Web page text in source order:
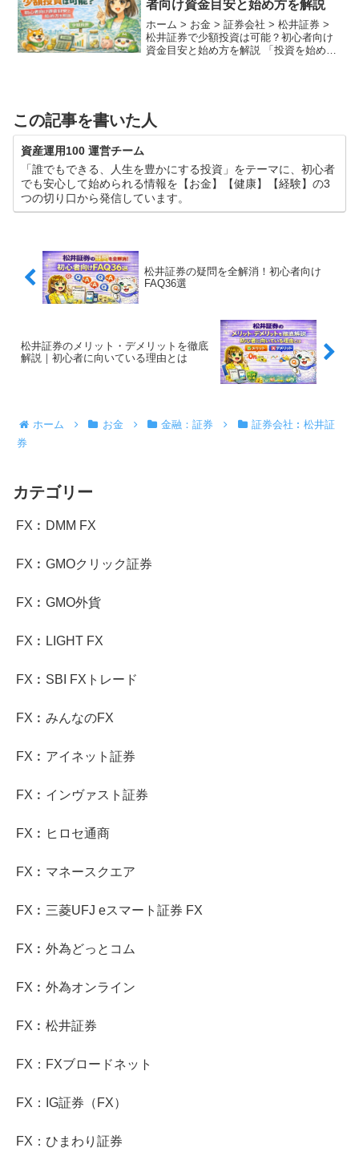
者向け資金目安と始め方を解説
ホーム > お金 > 証券会社 > 松井証券 >
松井証券で少額投資は可能？初心者向け
資金目安と始め方を解説 「投資を始めた
この記事を書いた人
資産運用100 運営チーム
「誰でもできる、人生を豊かにする投資」をテーマに、初心者
でも安心して始められる情報を【お金】【健康】【経験】の3
つの切り口から発信しています。
松井証券の疑問を全解消！初心者向け
FAQ36選
松井証券のメリット・デメリットを徹底
解説｜初心者に向いている理由とは
ホーム お金 金融：証券
証券会社︰松井証
券
カテゴリー
FX︰DMM FX
FX︰GMOクリック証券
FX︰GMO外貨
FX︰LIGHT FX
FX︰SBI FXトレード
FX︰みんなのFX
FX︰アイネット証券
FX︰インヴァスト証券
FX︰ヒロセ通商
FX︰マネースクエア
FX︰三菱UFJ eスマート証券 FX
FX︰外為どっとコム
FX︰外為オンライン
FX︰松井証券
FX：FXブロードネット
FX：IG証券（FX）
FX：ひまわり証券